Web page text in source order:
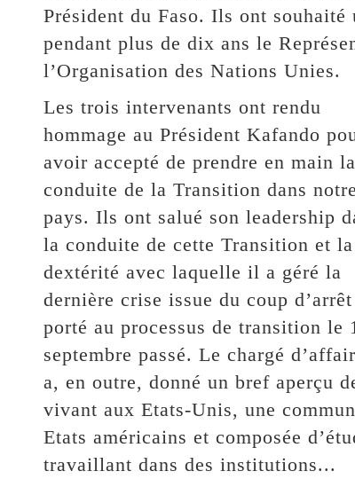
Président du Faso. Ils ont
pendant plus de dix ans le
l’Organisation des Nations Unies.
Les trois intervenants ont rendu
hommage au Président Kafando
avoir accepté de prendre en main la
conduite de la Transition dans notre
pays. Ils ont salué son leadership
la conduite de cette Transition et la
dextérité avec laquelle il a géré la
dernière crise issue du coup d’arrêt
porté au processus de transition le
septembre passé. Le chargé
a, en outre, donné un bref aperçu
vivant aux Etats-Unis, une
Etats américains et composée
travaillant dans des institutions...